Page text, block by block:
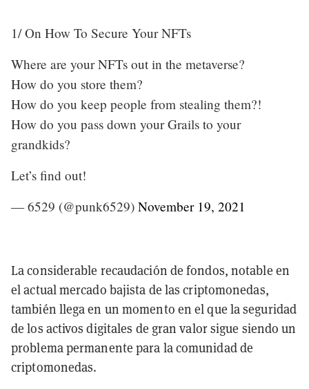
1/ On How To Secure Your NFTs
Where are your NFTs out in the metaverse?
How do you store them?
How do you keep people from stealing them?!
How do you pass down your Grails to your
grandkids?
Let’s find out!
— 6529 (@punk6529) November 19, 2021
La considerable recaudación de fondos, notable en
el actual mercado bajista de las criptomonedas,
también llega en un momento en el que la seguridad
de los activos digitales de gran valor sigue siendo un
problema permanente para la comunidad de
criptomonedas.